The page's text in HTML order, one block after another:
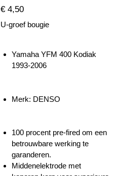
€ 4,50
U-groef bougie
Yamaha YFM 400 Kodiak
1993-2006
Merk: DENSO
100 procent pre-fired om een ​​
betrouwbare werking te
garanderen.
Middenelektrode met